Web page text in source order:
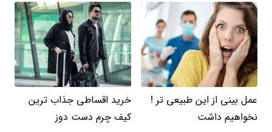
عمل بینی از این طبیعی تر !
نخواهیم داشت
خرید اقساطی جذاب ترین
کیف چرم دست دوز